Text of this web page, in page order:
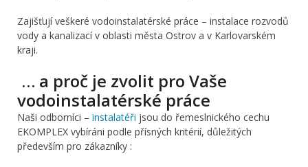
Zajišťují veškeré vodoinstalatérské práce – instalace rozvodů
vody a kanalizací v oblasti města Ostrov a v Karlovarském
kraji.
… a proč je zvolit pro Vaše
vodoinstalatérské práce
Naši odborníci – instalatéři jsou do řemeslnického cechu
EKOMPLEX vybíráni podle přísných kritérií, důležitých
především pro zákazníky :